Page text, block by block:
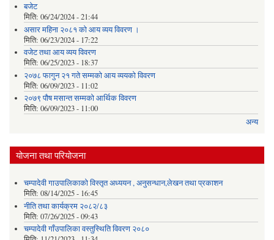
बजेट
मिति: 06/24/2024 - 21:44
असार महिना २०८१ को आय व्यय विवरण ।
मिति: 06/23/2024 - 17:22
वजेट तथा आय व्यय विवरण
मिति: 06/25/2023 - 18:37
२०७८ फागुन २१ गते सम्मको आय व्ययको विवरण
मिति: 06/09/2023 - 11:02
२०७९ पौष मसान्त सम्मको आर्थिक विवरण
मिति: 06/09/2023 - 11:00
अन्य
योजना तथा परियोजना
चम्पादेवी गाउपालिकाको विस्तृत अध्ययन , अनुसन्धान,लेखन तथा प्रकाशन
मिति: 08/14/2025 - 16:45
नीति तथा कार्यक्रम २०८२/८३
मिति: 07/26/2025 - 09:43
चम्पादेवी गाँउपालिका वस्तुस्थिति विवरण २०८०